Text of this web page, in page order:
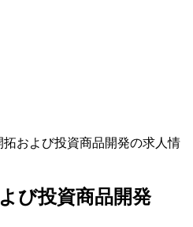
および投資商品開発の求人情
び投資商品開発